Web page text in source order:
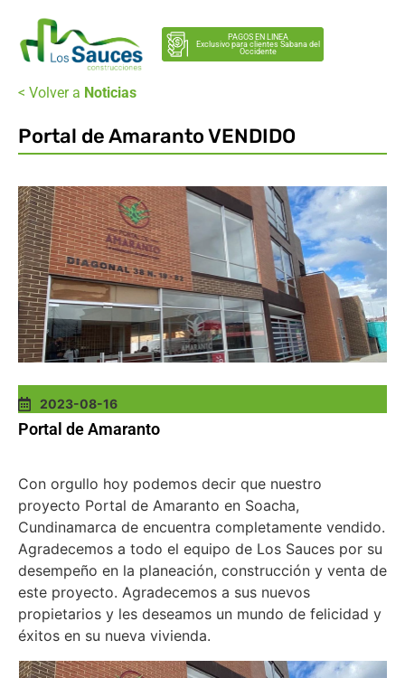
PAGOS EN LINEA
Exclusivo para clientes Sabana del
Occidente
< Volver a Noticias
Portal de Amaranto VENDIDO
2023-08-16
Portal de Amaranto
Con orgullo hoy podemos decir que nuestro
proyecto Portal de Amaranto en Soacha,
Cundinamarca de encuentra completamente vendido.
Agradecemos a todo el equipo de Los Sauces por su
desempeño en la planeación, construcción y venta de
este proyecto. Agradecemos a sus nuevos
propietarios y les deseamos un mundo de felicidad y
éxitos en su nueva vivienda.